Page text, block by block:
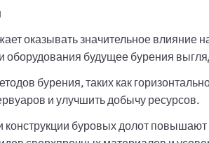
оказывать значительное
оборудования будущее бурения
бурения, таких как
и улучшить добычу ресурсов.
буровых долот